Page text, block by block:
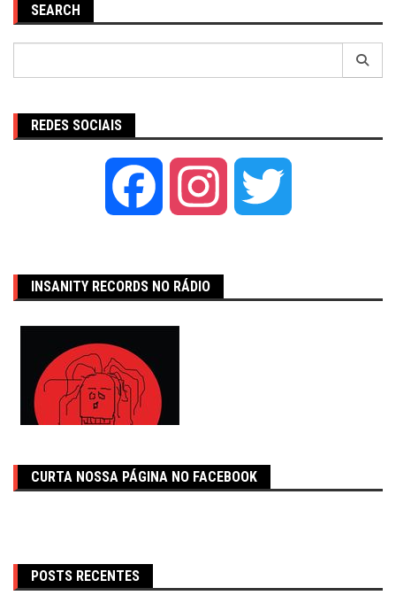
SEARCH
REDES SOCIAIS
Facebook Instagram
INSANITY RECORDS NO RÁDIO
CURTA NOSSA PÁGINA NO FACEBOOK
POSTS RECENTES